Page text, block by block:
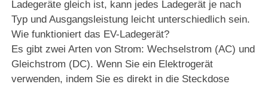
Ladegeräte gleich ist, kann jedes Ladegerät je nach
Typ und Ausgangsleistung leicht unterschiedlich sein.
Wie funktioniert das EV-Ladegerät?
Es gibt zwei Arten von Strom: Wechselstrom (AC) und
Gleichstrom (DC). Wenn Sie ein Elektrogerät
verwenden, indem Sie es direkt in die Steckdose